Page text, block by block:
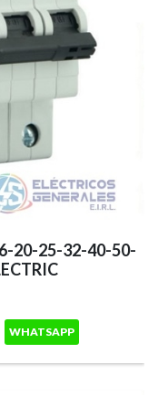
20-25-32-40-50-
WHATSAPP